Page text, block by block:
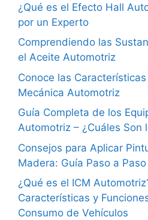
¿Qué es el Efecto Hall
por un Experto
Comprendiendo las
el Aceite Automotriz
Conoce las
Mecánica Automotriz
Guía Completa de los
Automotriz – ¿Cuáles Son
Consejos para Aplicar
Madera: Guía Paso a Paso
¿Qué es el ICM
Características y
Consumo de Vehículos